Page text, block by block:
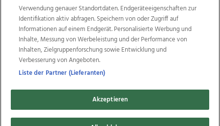
Weitere Angebote des Medienhauses Wimmer
TV1 di-mog-i.at OÖNow
Ischler Woche
Life Radio
OÖNachrichten
OÖN Immobilien
OÖN Karriere
OÖN Reise
Promenaden Galerien
Regionaljobs
wasistlos.at
Copyrights © 2026 Tips Zeitungs GmbH & Co KG
Verwendung genauer Standortdaten. Endgeräteeigenschaften zur
Identifikation aktiv abfragen. Speichern von oder Zugriff auf
Informationen auf einem Endgerät. Personalisierte Werbung und
Inhalte, Messung von Werbeleistung und der Performance von
Inhalten, Zielgruppenforschung sowie Entwicklung und
Verbesserung von Angeboten.
Liste der Partner (Lieferanten)
Akzeptieren